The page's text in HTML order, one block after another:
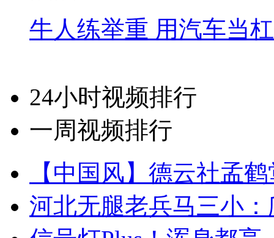
牛人练举重 用汽车当
24小时视频排行
一周视频排行
【中国风】德云社孟
河北无腿老兵马三小